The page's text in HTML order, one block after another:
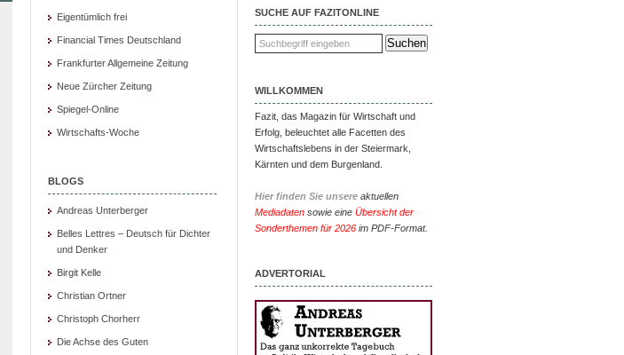
Eigentümlich frei
Financial Times Deutschland
Frankfurter Allgemeine Zeitung
Neue Zürcher Zeitung
Spiegel-Online
Wirtschafts-Woche
BLOGS
Andreas Unterberger
Belles Lettres – Deutsch für Dichter
und Denker
Birgit Kelle
Christian Ortner
Christoph Chorherr
Die Achse des Guten
SUCHE AUF FAZITONLINE
WILLKOMMEN
Fazit, das Magazin für Wirtschaft und
Erfolg, beleuchtet alle Facetten des
Wirtschaftslebens in der Steiermark,
Kärnten und dem Burgenland.
Hier finden Sie unsere aktuellen
Mediadaten sowie eine Übersicht der
Sonderthemen für 2026 im PDF-Format.
ADVERTORIAL